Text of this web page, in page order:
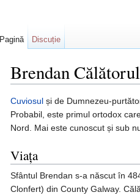
Brendan Călătorul
Cuviosul și de Dumnezeu-
Probabil, este primul ortodox
Nord. Mai este cunoscut și sub
Viața
Sfântul Brendan s-a născut în
Clonfert) din County Galway.
Pagină Discuție